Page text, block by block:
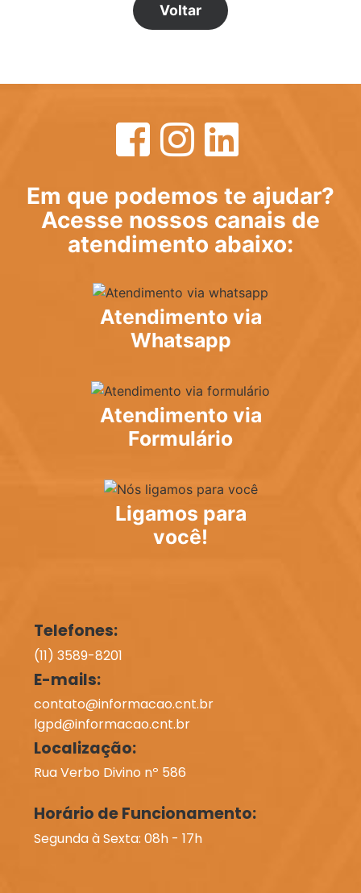
Voltar
Em que podemos te ajudar?
Acesse nossos canais de
atendimento abaixo:
Atendimento via
Whatsapp
Atendimento via
Formulário
Ligamos para
você!
Telefones:
(11) 3589-8201
E-mails:
contato@informacao.cnt.br
lgpd@informacao.cnt.br
Localização:
Rua Verbo Divino nº 586
Horário de Funcionamento:
Segunda à Sexta: 08h - 17h